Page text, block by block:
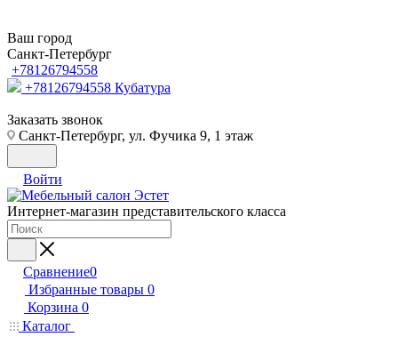
Ваш город
Санкт-Петербург
+78126794558
+78126794558 Кубатура
Заказать звонок
Санкт-Петербург, ул. Фучика 9, 1 этаж
Войти
Интернет-магазин представительского класса
Сравнение0
Избранные товары 0
Корзина 0
Каталог